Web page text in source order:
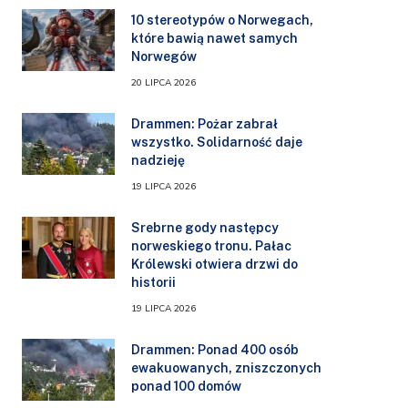
10 stereotypów o Norwegach,
które bawią nawet samych
Norwegów
20 LIPCA 2026
Drammen: Pożar zabrał
wszystko. Solidarność daje
nadzieję
19 LIPCA 2026
Srebrne gody następcy
norweskiego tronu. Pałac
Królewski otwiera drzwi do
historii
19 LIPCA 2026
Drammen: Ponad 400 osób
ewakuowanych, zniszczonych
ponad 100 domów